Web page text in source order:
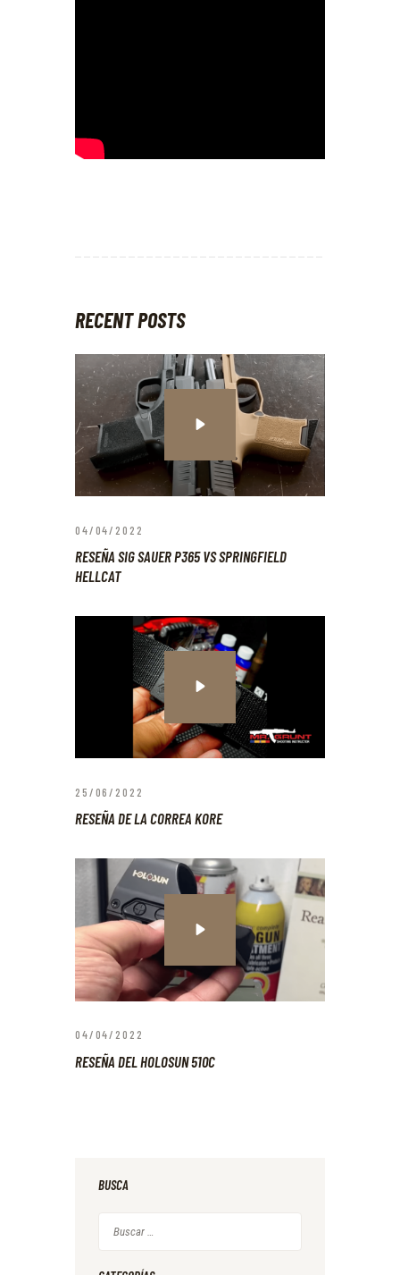
RECENT POSTS
04/04/2022
RESEÑA SIG SAUER P365 VS SPRINGFIELD
HELLCAT
25/06/2022
RESEÑA DE LA CORREA KORE
04/04/2022
RESEÑA DEL HOLOSUN 510C
BUSCA
Buscar: